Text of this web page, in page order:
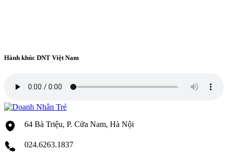
Hành khúc DNT Việt Nam
64 Bà Triệu, P. Cửa Nam, Hà Nội
024.6263.1837